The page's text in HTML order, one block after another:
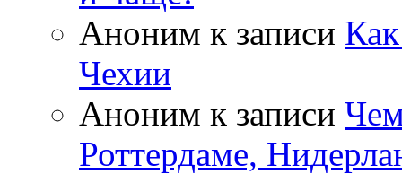
Аноним к записи
Чехии
Аноним к записи
Роттердаме,